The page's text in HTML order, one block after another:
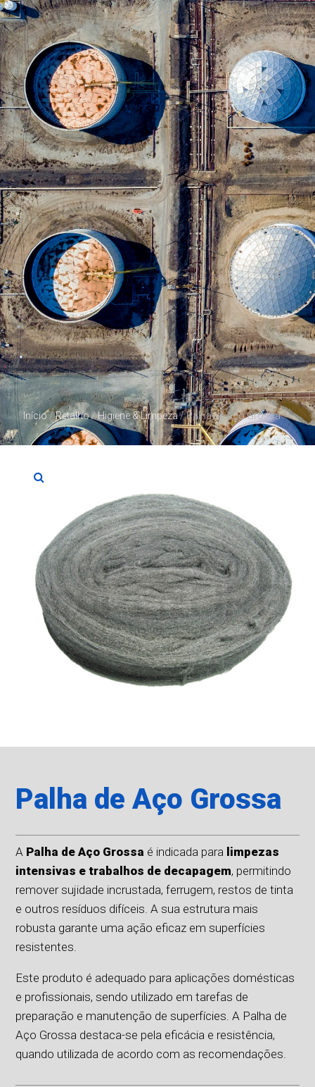
Início/Retalho/Higiene & Limpeza/ Palha de Aço Grossa
Palha de Aço Grossa
A Palha de Aço Grossa é indicada para limpezas
intensivas e trabalhos de decapagem, permitindo
remover sujidade incrustada, ferrugem, restos de tinta
e outros resíduos difíceis. A sua estrutura mais
robusta garante uma ação eficaz em superfícies
resistentes.
Este produto é adequado para aplicações domésticas
e profissionais, sendo utilizado em tarefas de
preparação e manutenção de superfícies. A Palha de
Aço Grossa destaca-se pela eficácia e resistência,
quando utilizada de acordo com as recomendações.